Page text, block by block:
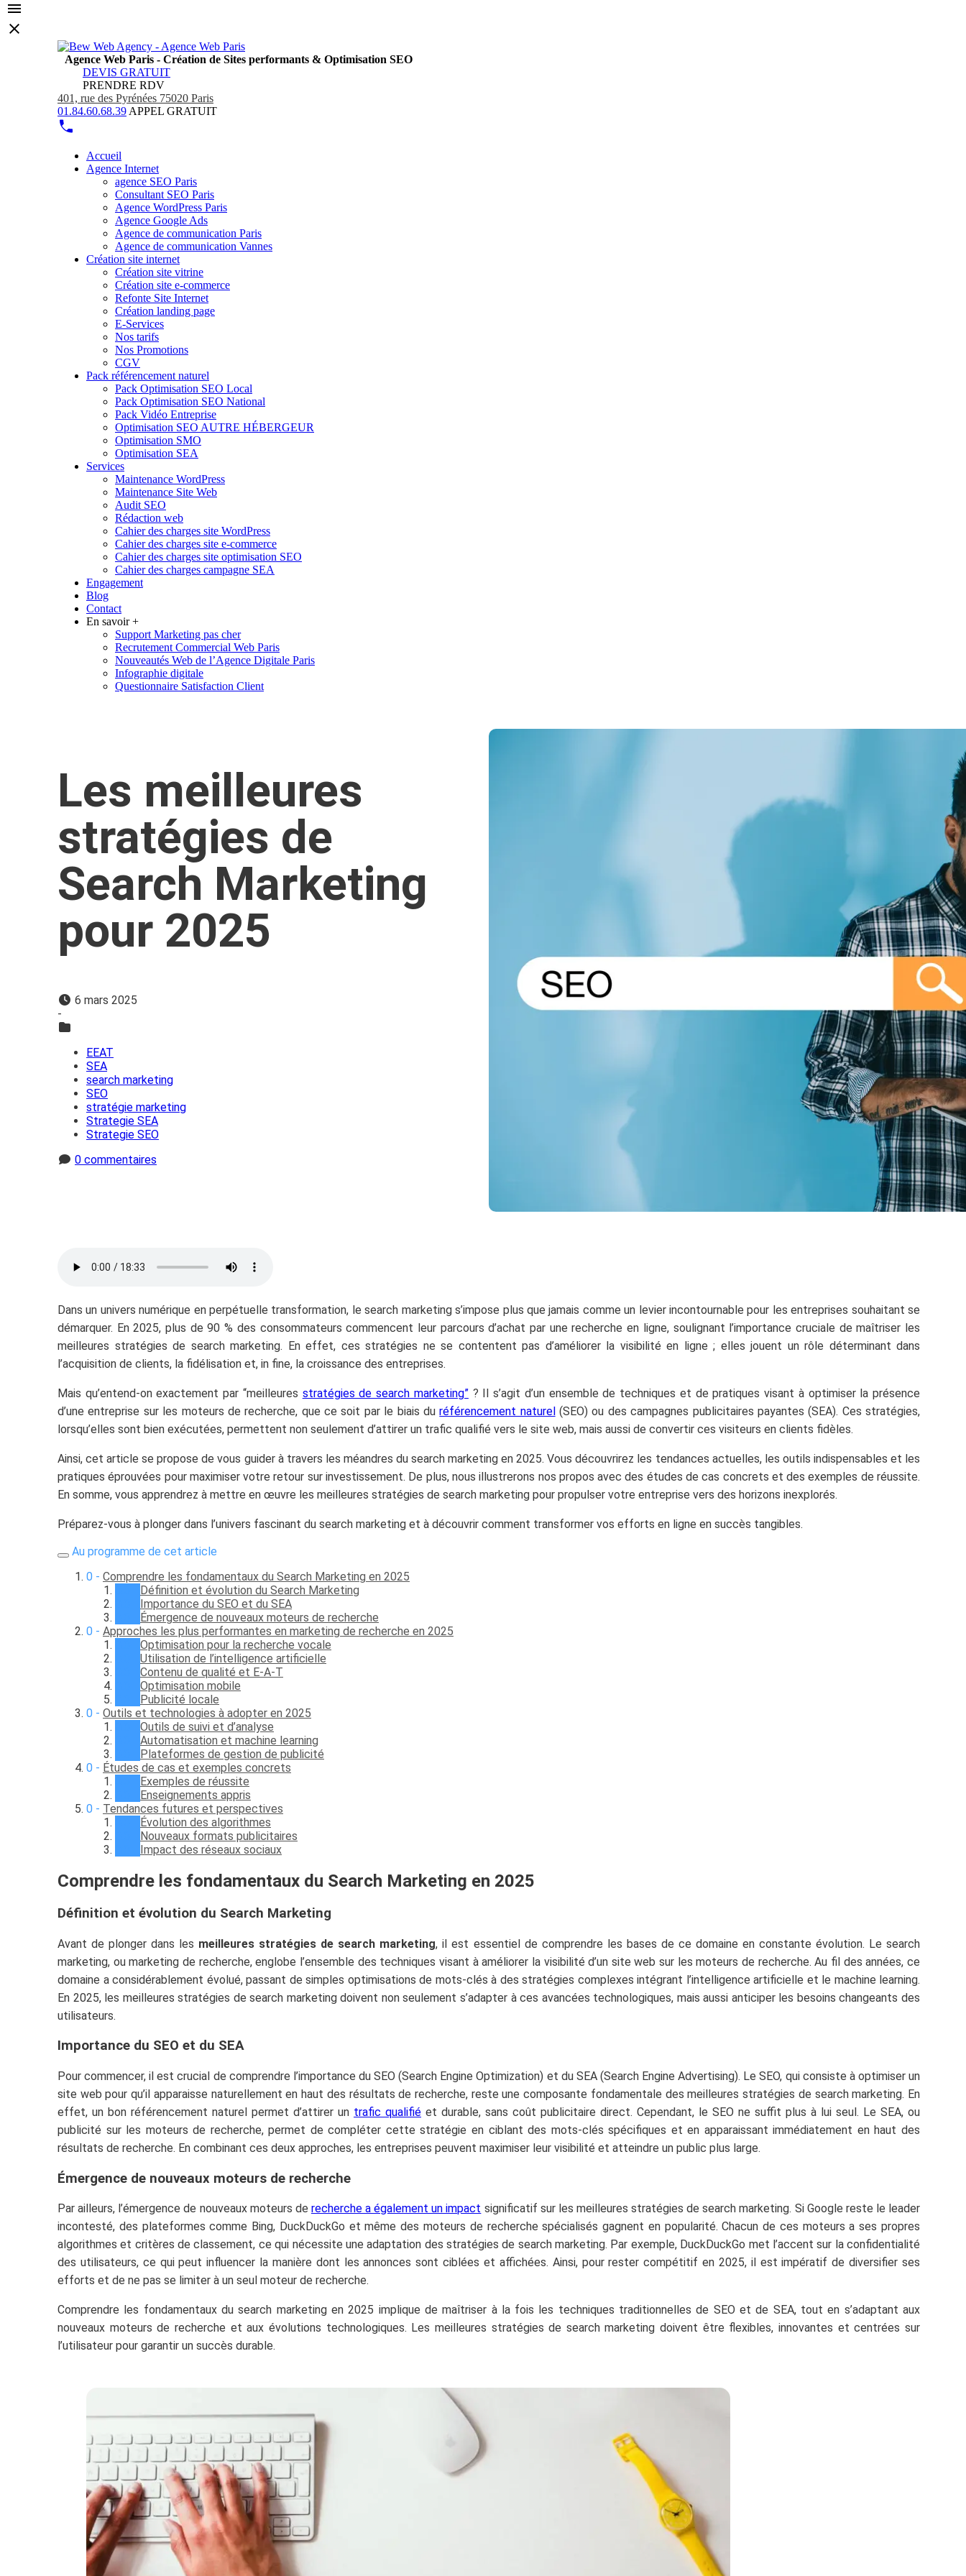
Agence Web Paris - Création de Sites performants & Optimisation SEO
DEVIS GRATUIT
PRENDRE RDV
401, rue des Pyrénées 75020 Paris
01.84.60.68.39 APPEL GRATUIT
Accueil
Agence Internet
agence SEO Paris
Consultant SEO Paris
Agence WordPress Paris
Agence Google Ads
Agence de communication Paris
Agence de communication Vannes
Création site internet
Création site vitrine
Création site e-commerce
Refonte Site Internet
Création landing page
E-Services
Nos tarifs
Nos Promotions
CGV
Pack référencement naturel
Pack Optimisation SEO Local
Pack Optimisation SEO National
Pack Vidéo Entreprise
Optimisation SEO AUTRE HÉBERGEUR
Optimisation SMO
Optimisation SEA
Services
Maintenance WordPress
Maintenance Site Web
Audit SEO
Rédaction web
Cahier des charges site WordPress
Cahier des charges site e-commerce
Cahier des charges site optimisation SEO
Cahier des charges campagne SEA
Engagement
Blog
Contact
En savoir +
Support Marketing pas cher
Recrutement Commercial Web Paris
Nouveautés Web de l’Agence Digitale Paris
Infographie digitale
Questionnaire Satisfaction Client
Les meilleures
stratégies de
Search Marketing
pour 2025
6 mars 2025
-
EEAT
SEA
search marketing
SEO
stratégie marketing
Strategie SEA
Strategie SEO
0 commentaires
Dans un univers numérique en perpétuelle transformation, le search marketing s’impose plus que jamais comme un levier incontournable pour les entreprises souhaitant se
démarquer. En 2025, plus de 90 % des consommateurs commencent leur parcours d’achat par une recherche en ligne, soulignant l’importance cruciale de maîtriser les
meilleures stratégies de search marketing. En effet, ces stratégies ne se contentent pas d’améliorer la visibilité en ligne ; elles jouent un rôle déterminant dans
l’acquisition de clients, la fidélisation et, in fine, la croissance des entreprises.
Mais qu’entend-on exactement par “meilleures stratégies de search marketing”? Il s’agit d’un ensemble de techniques et de pratiques visant à optimiser la présence
d’une entreprise sur les moteurs de recherche, que ce soit par le biais duréférencement naturel(SEO) ou des campagnes publicitaires payantes (SEA). Ces stratégies,
lorsqu’elles sont bien exécutées, permettent non seulement d’attirer un trafic qualifié vers le site web, mais aussi de convertir ces visiteurs en clients fidèles.
Ainsi, cet article se propose de vous guider à travers les méandres du search marketing en 2025. Vous découvrirez les tendances actuelles, les outils indispensables et les
pratiques éprouvées pour maximiser votre retour sur investissement. De plus, nous illustrerons nos propos avec des études de cas concrets et des exemples de réussite.
En somme, vous apprendrez à mettre en œuvre les meilleures stratégies de search marketing pour propulser votre entreprise vers des horizons inexplorés.
Préparez-vous à plonger dans l’univers fascinant du search marketing et à découvrir comment transformer vos efforts en ligne en succès tangibles.
Au programme de cet article
Comprendre les fondamentaux du Search Marketing en 2025
Définition et évolution du Search Marketing
Importance du SEO et du SEA
Émergence de nouveaux moteurs de recherche
Approches les plus performantes en marketing de recherche en 2025
Optimisation pour la recherche vocale
Utilisation de l’intelligence artificielle
Contenu de qualité et E-A-T
Optimisation mobile
Publicité locale
Outils et technologies à adopter en 2025
Outils de suivi et d’analyse
Automatisation et machine learning
Plateformes de gestion de publicité
Études de cas et exemples concrets
Exemples de réussite
Enseignements appris
Tendances futures et perspectives
Évolution des algorithmes
Nouveaux formats publicitaires
Impact des réseaux sociaux
Comprendre les fondamentaux du Search Marketing en 2025
Définition et évolution du Search Marketing
Avant de plonger dans les meilleures stratégies de search marketing, il est essentiel de comprendre les bases de ce domaine en constante évolution. Le search
marketing, ou marketing de recherche, englobe l’ensemble des techniques visant à améliorer la visibilité d’un site web sur les moteurs de recherche. Au fil des années, ce
domaine a considérablement évolué, passant de simples optimisations de mots-clés à des stratégies complexes intégrant l’intelligence artificielle et le machine learning.
En 2025, les meilleures stratégies de search marketing doivent non seulement s’adapter à ces avancées technologiques, mais aussi anticiper les besoins changeants des
utilisateurs.
Importance du SEO et du SEA
Pour commencer, il est crucial de comprendre l’importance du SEO (Search Engine Optimization) et du SEA (Search Engine Advertising). Le SEO, qui consiste à optimiser un
site web pour qu’il apparaisse naturellement en haut des résultats de recherche, reste une composante fondamentale des meilleures stratégies de search marketing. En
effet, un bon référencement naturel permet d’attirer un trafic qualifié et durable, sans coût publicitaire direct. Cependant, le SEO ne suffit plus à lui seul. Le SEA, ou
publicité sur les moteurs de recherche, permet de compléter cette stratégie en ciblant des mots-clés spécifiques et en apparaissant immédiatement en haut des
résultats de recherche. En combinant ces deux approches, les entreprises peuvent maximiser leur visibilité et atteindre un public plus large.
Émergence de nouveaux moteurs de recherche
Par ailleurs, l’émergence de nouveaux moteurs de recherche a également un impact significatif sur les meilleures stratégies de search marketing. Si Google reste le leader
incontesté, des plateformes comme Bing, DuckDuckGo et même des moteurs de recherche spécialisés gagnent en popularité. Chacun de ces moteurs a ses propres
algorithmes et critères de classement, ce qui nécessite une adaptation des stratégies de search marketing. Par exemple, DuckDuckGo met l’accent sur la confidentialité
des utilisateurs, ce qui peut influencer la manière dont les annonces sont ciblées et affichées. Ainsi, pour rester compétitif en 2025, il est impératif de diversifier ses
efforts et de ne pas se limiter à un seul moteur de recherche.
Comprendre les fondamentaux du search marketing en 2025 implique de maîtriser à la fois les techniques traditionnelles de SEO et de SEA, tout en s’adaptant aux
nouveaux moteurs de recherche et aux évolutions technologiques. Les meilleures stratégies de search marketing doivent être flexibles, innovantes et centrées sur
l’utilisateur pour garantir un succès durable.
Abonne-toi à la Newsletter
Inscris-toi gratuitement à la Newsletter pour
entreprise.